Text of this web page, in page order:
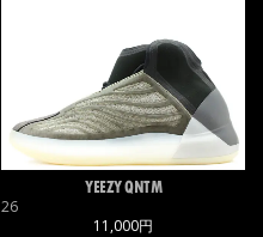
YEEZY QNTM
26
11,000円